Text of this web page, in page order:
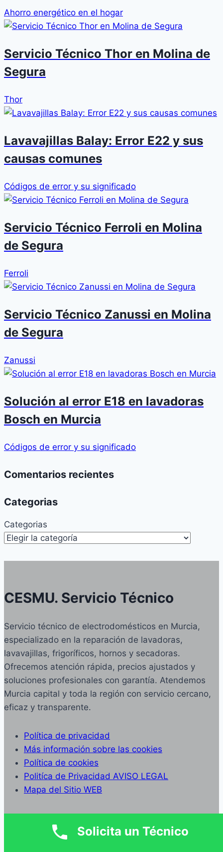
Ahorro energético en el hogar
Servicio Técnico Thor en Molina de
Segura
Thor
Lavavajillas Balay: Error E22 y sus
causas comunes
Códigos de error y su significado
Servicio Técnico Ferroli en Molina
de Segura
Ferroli
Servicio Técnico Zanussi en Molina
de Segura
Zanussi
Solución al error E18 en lavadoras
Bosch en Murcia
Códigos de error y su significado
Comentarios recientes
Categorias
Categorias
CESMU. Servicio Técnico
Servicio técnico de electrodomésticos en Murcia,
especializado en la reparación de lavadoras,
lavavajillas, frigoríficos, hornos y secadoras.
Ofrecemos atención rápida, precios ajustados y
soluciones profesionales con garantía. Atendemos
Murcia capital y toda la región con servicio cercano,
eficaz y transparente.
Política de privacidad
Más información sobre las cookies
Política de cookies
Politíca de Privacidad AVISO LEGAL
Mapa del Sitio WEB
Solicita un Técnico